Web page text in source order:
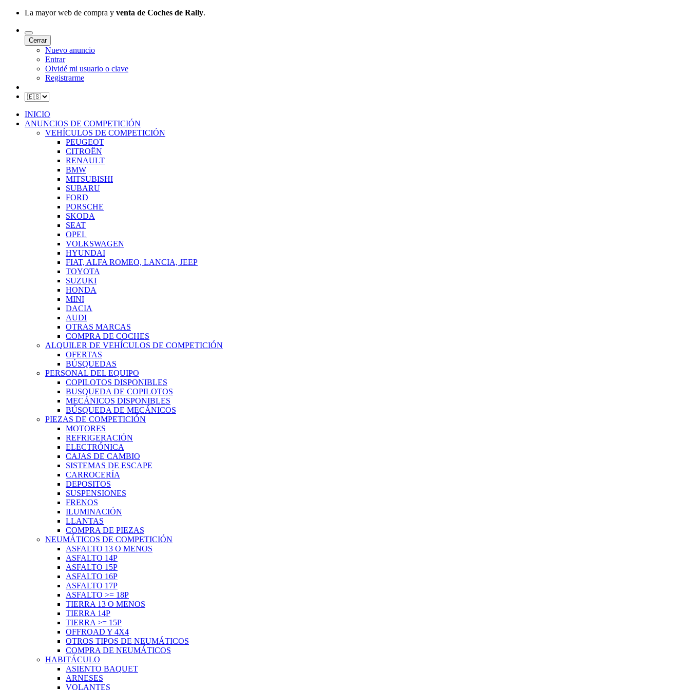
La mayor web de compra y venta de Coches de Rally.
Cerrar
Nuevo anuncio
Entrar
Olvidé mi usuario o clave
Registrarme
INICIO
ANUNCIOS DE COMPETICIÓN
VEHÍCULOS DE COMPETICIÓN
PEUGEOT
CITROËN
RENAULT
BMW
MITSUBISHI
SUBARU
FORD
PORSCHE
SKODA
SEAT
OPEL
VOLKSWAGEN
HYUNDAI
FIAT, ALFA ROMEO, LANCIA, JEEP
TOYOTA
SUZUKI
HONDA
MINI
DACIA
AUDI
OTRAS MARCAS
COMPRA DE COCHES
ALQUILER DE VEHÍCULOS DE COMPETICIÓN
OFERTAS
BÚSQUEDAS
PERSONAL DEL EQUIPO
COPILOTOS DISPONIBLES
BUSQUEDA DE COPILOTOS
MECÁNICOS DISPONIBLES
BÚSQUEDA DE MECÁNICOS
PIEZAS DE COMPETICIÓN
MOTORES
REFRIGERACIÓN
ELECTRÓNICA
CAJAS DE CAMBIO
SISTEMAS DE ESCAPE
CARROCERÍA
DEPOSITOS
SUSPENSIONES
FRENOS
ILUMINACIÓN
LLANTAS
COMPRA DE PIEZAS
NEUMÁTICOS DE COMPETICIÓN
ASFALTO 13 O MENOS
ASFALTO 14P
ASFALTO 15P
ASFALTO 16P
ASFALTO 17P
ASFALTO >= 18P
TIERRA 13 O MENOS
TIERRA 14P
TIERRA >= 15P
OFFROAD Y 4X4
OTROS TIPOS DE NEUMÁTICOS
COMPRA DE NEUMÁTICOS
HABITÁCULO
ASIENTO BAQUET
ARNESES
VOLANTES